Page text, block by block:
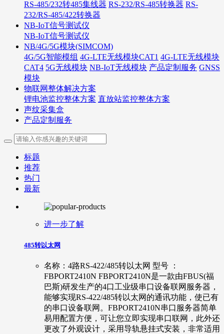
RS-485/232转485集线器 RS-232/RS-485转换器 RS-
232/RS-485/422转换器
NB-IoT信号测试仪
NB-IoT信号测试仪
NB/4G/5G模块(SIMCOM)
4G/5G智能模组 4G-LTE无线模块CAT1 4G-LTE无线模块
CAT4 5G无线模块 NB-IoT无线模块 产品定制服务 GNSS
模块
物联网整体解决方案
锂电池监控整体方案 直放站监控整体方案
声纹采集盒
产品定制服务
标题
推荐
热门
最新
进一步了解
485转以太网
名称：4路RS-422/485转以太网 型号 ：
FBPORT2410N FBPORT2410N是一款由FBUS(福
巴斯)研发生产的4口工业级串口设备联网服务器，
能够实现RS-422/485转以太网的通讯功能，使已有
的串口设备联网。FBPORT2410N串口服务器简单
易用配置方便，可让您立即实现串口联网，此外还
更改了外观设计，采用导轨悬挂式安装，非常适用